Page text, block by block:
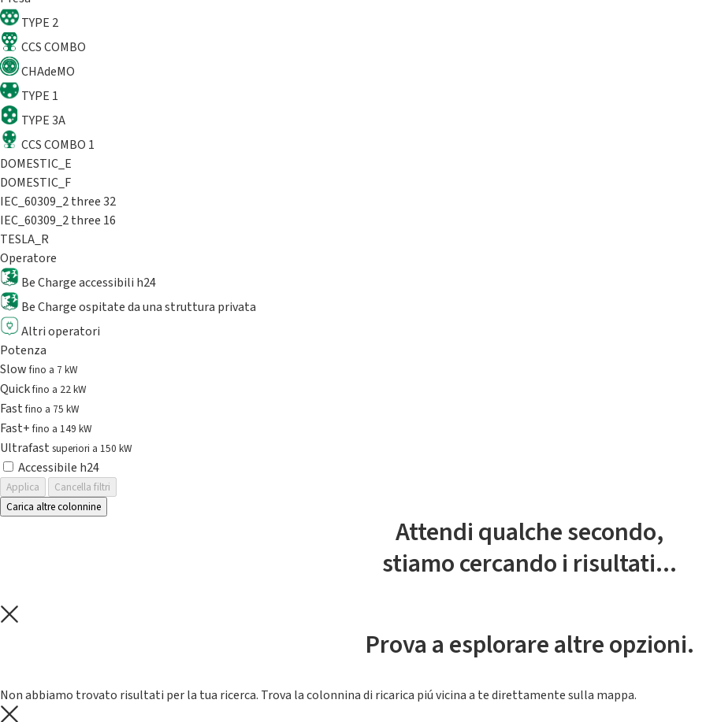
TYPE 2
CCS COMBO
CHAdeMO
TYPE 1
TYPE 3A
CCS COMBO 1
DOMESTIC_E
DOMESTIC_F
IEC_60309_2 three 32
IEC_60309_2 three 16
TESLA_R
Operatore
Be Charge accessibili h24
Be Charge ospitate da una struttura privata
Altri operatori
Potenza
Slowfino a 7 kW
Quickfino a 22 kW
Fastfino a 75 kW
Fast+fino a 149 kW
Ultrafast superiori a 150 kW
Accessibile h24
Applica
Cancella filtri
Carica altre colonnine
Attendi qualche secondo,
stiamo cercando i risultati...
Prova a esplorare altre opzioni.
Non abbiamo trovato risultati per la tua ricerca. Trova la colonnina di ricarica piú vicina a te direttamente sulla mappa.